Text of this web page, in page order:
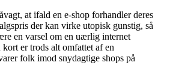
at ifald en e-shop forhandler deres
der kan virke utopisk gunstig, så
en varsel om en uærlig internet
er trods alt omfattet af en
folk imod snydagtige shops på